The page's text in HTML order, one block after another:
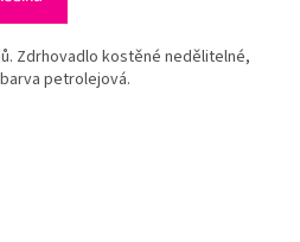
Zdrhovadlo kostěné nedělitelné,
petrolejová.